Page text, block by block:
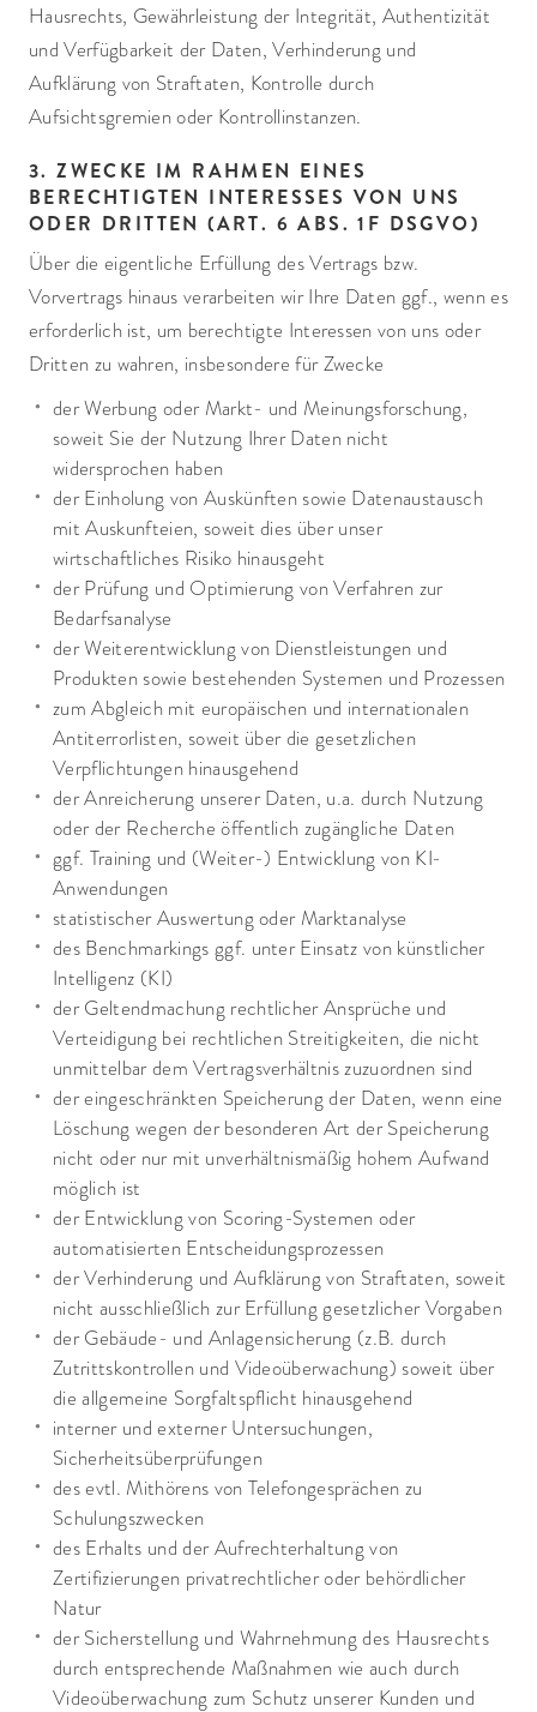
Hausrechts, Gewährleistung der Integrität, Authentizität
und Verfügbarkeit der Daten, Verhinderung und
Aufklärung von Straftaten, Kontrolle durch
Aufsichtsgremien oder Kontrollinstanzen.
3. ZWECKE IM RAHMEN EINES
BERECHTIGTEN INTERESSES VON UNS
ODER DRITTEN (ART. 6 ABS. 1F DSGVO)
Über die eigentliche Erfüllung des Vertrags bzw.
Vorvertrags hinaus verarbeiten wir Ihre Daten ggf., wenn es
erforderlich ist, um berechtigte Interessen von uns oder
Dritten zu wahren, insbesondere für Zwecke
der Werbung oder Markt- und Meinungsforschung,
soweit Sie der Nutzung Ihrer Daten nicht
widersprochen haben
der Einholung von Auskünften sowie Datenaustausch
mit Auskunfteien, soweit dies über unser
wirtschaftliches Risiko hinausgeht
der Prüfung und Optimierung von Verfahren zur
Bedarfsanalyse
der Weiterentwicklung von Dienstleistungen und
Produkten sowie bestehenden Systemen und Prozessen
zum Abgleich mit europäischen und internationalen
Antiterrorlisten, soweit über die gesetzlichen
Verpflichtungen hinausgehend
der Anreicherung unserer Daten, u.a. durch Nutzung
oder der Recherche öffentlich zugängliche Daten
ggf. Training und (Weiter-) Entwicklung von KI-
Anwendungen
statistischer Auswertung oder Marktanalyse
des Benchmarkings ggf. unter Einsatz von künstlicher
Intelligenz (KI)
der Geltendmachung rechtlicher Ansprüche und
Verteidigung bei rechtlichen Streitigkeiten, die nicht
unmittelbar dem Vertragsverhältnis zuzuordnen sind
der eingeschränkten Speicherung der Daten, wenn eine
Löschung wegen der besonderen Art der Speicherung
nicht oder nur mit unverhältnismäßig hohem Aufwand
möglich ist
der Entwicklung von Scoring-Systemen oder
automatisierten Entscheidungsprozessen
der Verhinderung und Aufklärung von Straftaten, soweit
nicht ausschließlich zur Erfüllung gesetzlicher Vorgaben
der Gebäude- und Anlagensicherung (z.B. durch
Zutrittskontrollen und Videoüberwachung) soweit über
die allgemeine Sorgfaltspflicht hinausgehend
interner und externer Untersuchungen,
Sicherheitsüberprüfungen
des evtl. Mithörens von Telefongesprächen zu
Schulungszwecken
des Erhalts und der Aufrechterhaltung von
Zertifizierungen privatrechtlicher oder behördlicher
Natur
der Sicherstellung und Wahrnehmung des Hausrechts
durch entsprechende Maßnahmen wie auch durch
Videoüberwachung zum Schutz unserer Kunden und